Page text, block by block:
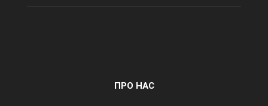
ПРО НАС